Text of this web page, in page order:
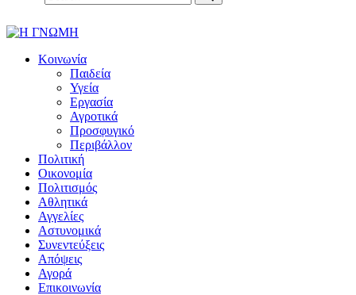
Κοινωνία
Παιδεία
Υγεία
Εργασία
Αγροτικά
Προσφυγικό
Περιβάλλον
Πολιτική
Οικονομία
Πολιτισμός
Αθλητικά
Αγγελίες
Αστυνομικά
Συνεντεύξεις
Απόψεις
Αγορά
Επικοινωνία